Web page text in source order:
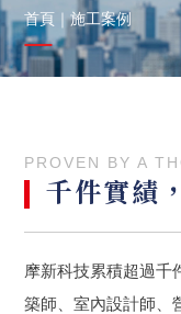
首頁 ｜施工案例
PROVEN BY A
千件實績
摩新科技累積超過千
築師、室內設計師、